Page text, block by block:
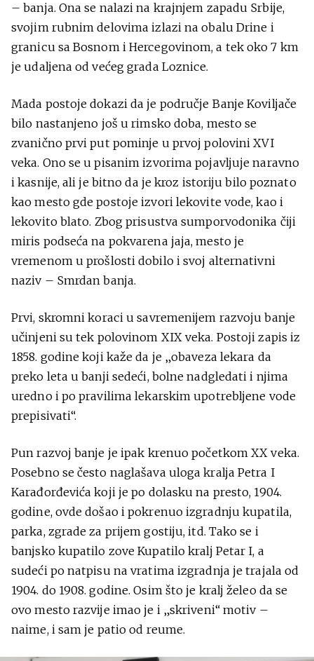
– banja. Ona se nalazi na krajnjem zapadu Srbije,
svojim rubnim delovima izlazi na obalu Drine i
granicu sa Bosnom i Hercegovinom, a tek oko 7 km
je udaljena od većeg grada Loznice.
Mada postoje dokazi da je područje Banje Koviljače
bilo nastanjeno još u rimsko doba, mesto se
zvanično prvi put pominje u prvoj polovini XVI
veka. Ono se u pisanim izvorima pojavljuje naravno
i kasnije, ali je bitno da je kroz istoriju bilo poznato
kao mesto gde postoje izvori lekovite vode, kao i
lekovito blato. Zbog prisustva sumporvodonika čiji
miris podseća na pokvarena jaja, mesto je
vremenom u prošlosti dobilo i svoj alternativni
naziv – Smrdan banja.
Prvi, skromni koraci u savremenijem razvoju banje
učinjeni su tek polovinom XIX veka. Postoji zapis iz
1858. godine koji kaže da je „obaveza lekara da
preko leta u banji sedeći, bolne nadgledati i njima
uredno i po pravilima lekarskim upotrebljene vode
prepisivati“.
Pun razvoj banje je ipak krenuo početkom XX veka.
Posebno se često naglašava uloga kralja Petra I
Karađorđevića koji je po dolasku na presto, 1904.
godine, ovde došao i pokrenuo izgradnju kupatila,
parka, zgrade za prijem gostiju, itd. Tako se i
banjsko kupatilo zove Kupatilo kralj Petar I, a
sudeći po natpisu na vratima izgradnja je trajala od
1904. do 1908. godine. Osim što je kralj želeo da se
ovo mesto razvije imao je i „skriveni“ motiv –
naime, i sam je patio od reume.